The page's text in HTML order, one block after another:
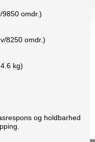
9850 omdr.)
8250 omdr.)
kg)
og holdbarhed